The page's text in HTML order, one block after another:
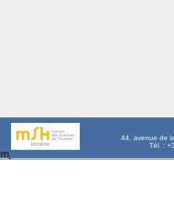
44, avenue de
Tél. :